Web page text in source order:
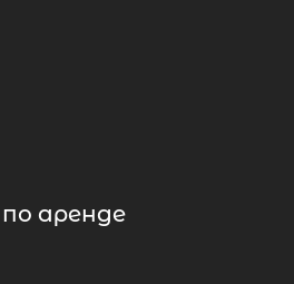
аренде